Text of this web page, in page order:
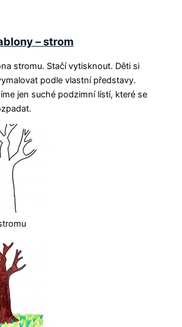
– strom
stromu. Stačí vytisknout. Děti si
podle vlastní představy.
jen suché podzimní lístí, které se